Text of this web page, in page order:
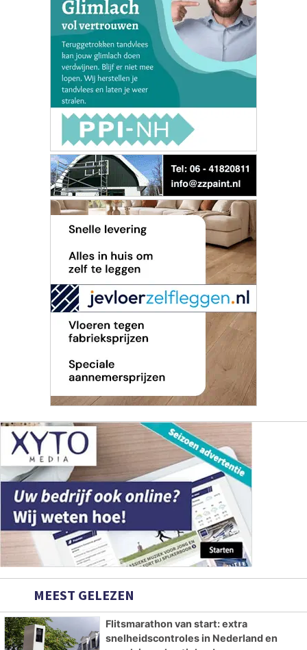
MEEST GELEZEN
Flitsmarathon van start: extra
snelheidscontroles in Nederland en